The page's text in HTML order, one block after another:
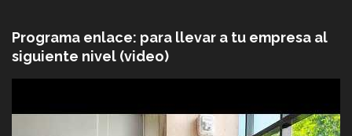
Programa enlace: para llevar a tu empresa al
siguiente nivel (video)